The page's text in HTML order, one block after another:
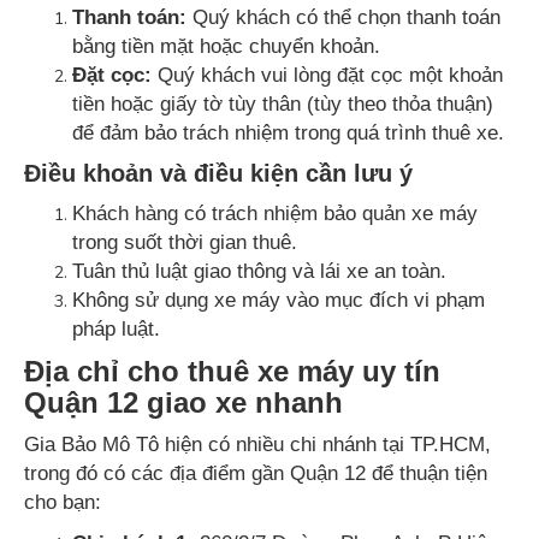
Thanh toán: Quý khách có thể chọn thanh toán
bằng tiền mặt hoặc chuyển khoản.
Đặt cọc: Quý khách vui lòng đặt cọc một khoản
tiền hoặc giấy tờ tùy thân (tùy theo thỏa thuận)
để đảm bảo trách nhiệm trong quá trình thuê xe.
Điều khoản và điều kiện cần lưu ý
Khách hàng có trách nhiệm bảo quản xe máy
trong suốt thời gian thuê.
Tuân thủ luật giao thông và lái xe an toàn.
Không sử dụng xe máy vào mục đích vi phạm
pháp luật.
Địa chỉ cho thuê xe máy uy tín
Quận 12 giao xe nhanh
Gia Bảo Mô Tô hiện có nhiều chi nhánh tại TP.HCM,
trong đó có các địa điểm gần Quận 12 để thuận tiện
cho bạn: